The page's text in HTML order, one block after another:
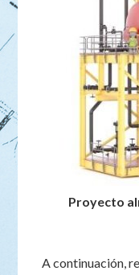
Proyecto
A continuación,